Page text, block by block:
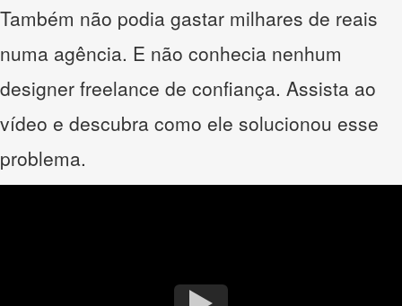
Também não podia gastar milhares de reais
numa agência. E não conhecia nenhum
designer freelance de confiança. Assista ao
vídeo e descubra como ele solucionou esse
problema.